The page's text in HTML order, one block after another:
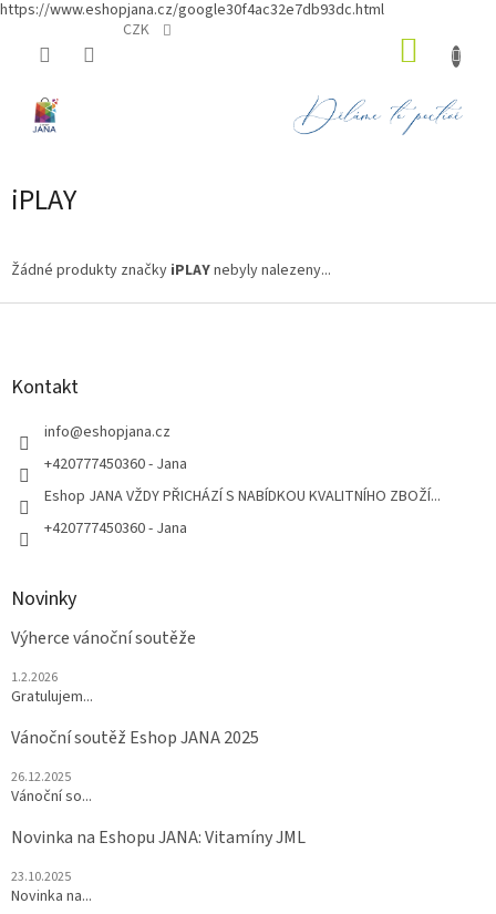
https://www.eshopjana.cz/google30f4ac32e7db93dc.html
CZK
iPLAY
Žádné produkty značky iPLAYnebyly nalezeny...
Z
Kontakt
info@eshopjana.cz
+420777450360 - Jana
Eshop JANA VŽDY PŘICHÁZÍ S NABÍDKOU KVALITNÍHO ZBOŽÍ...
+420777450360 - Jana
Novinky
Výherce vánoční soutěže
1.2.2026
Gratulujem...
Vánoční soutěž Eshop JANA 2025
26.12.2025
Vánoční so...
Novinka na Eshopu JANA: Vitamíny JML
23.10.2025
Novinka na...